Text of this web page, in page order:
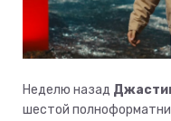
Неделю назад
шестой